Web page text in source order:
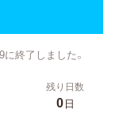
終了しました。
残り日数
0日